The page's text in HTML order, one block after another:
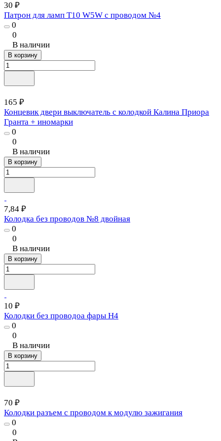
30 ₽
Патрон для ламп T10 W5W с проводом №4
0
0
В наличии
В корзину
165 ₽
Концевик двери выключатель с колодкой Калина Приора
Гранта + иномарки
0
0
В наличии
В корзину
7,84 ₽
Колодка без проводов №8 двойная
0
0
В наличии
В корзину
10 ₽
Колодки без проводоа фары H4
0
0
В наличии
В корзину
70 ₽
Колодки разъем с проводом к модулю зажигания
0
0